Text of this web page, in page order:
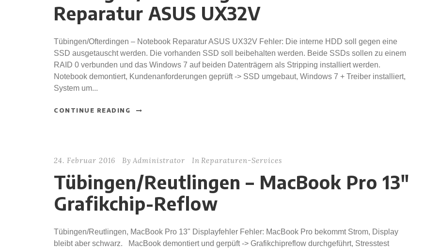
Reparatur ASUS UX32V
Tübingen/Ofterdingen – Notebook Reparatur ASUS UX32V Fehler: Die interne HDD soll gegen eine
SSD ausgetauscht werden. Die vorhanden SSD soll beibehalten werden. Beide SSDs sollen zu einem
RAID 0 verbunden und das Windows 7 auf beiden Datenträgern als Stripping installiert werden.
Notebook demontiert, Kundenanforderungen geprüft -> SSD umgebaut, Windows 7 + Treiber installiert,
System um...
CONTINUE READING
24. Februar 2016 By Administrator In Reparaturen-Services
Tübingen/Reutlingen – MacBook Pro 13″
Grafikchip-Reflow
Tübingen/Reutlingen, MacBook Pro 13" Displayfehler Fehler: MacBook Pro bekommt Strom, Display
bleibt aber schwarz. MacBook demontiert und gerpüft -> Grafikchipreflow durchgeführt, Stresstest